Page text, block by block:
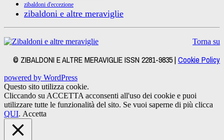
zibaldoni d'eccezione
zibaldoni e altre meraviglie
Torna su
© ZIBALDONI E ALTRE MERAVIGLIE ISSN 2281-9835 | Cookie Policy
powered by WordPress
Questo sito utilizza cookie.
Cliccando su ACCETTA acconsenti all'uso dei cookie e puoi
utilizzare tutte le funzionalità del sito. Se vuoi saperne di più clicca
QUI. Accetta